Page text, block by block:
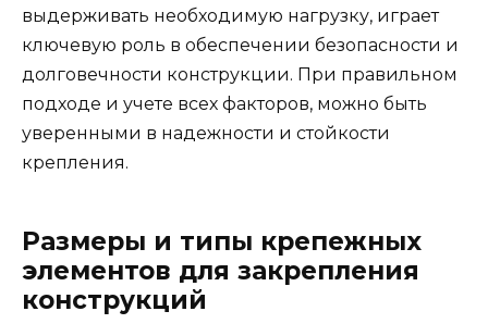
выдерживать необходимую нагрузку, играет
ключевую роль в обеспечении безопасности и
долговечности конструкции. При правильном
подходе и учете всех факторов, можно быть
уверенными в надежности и стойкости
крепления.
Размеры и типы крепежных
элементов для закрепления
конструкций